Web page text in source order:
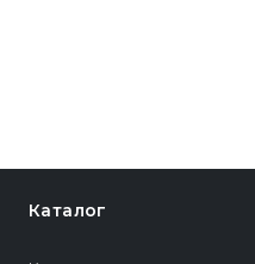
Каталог